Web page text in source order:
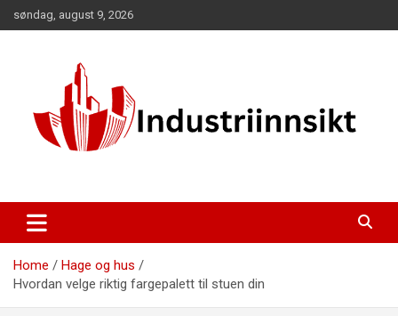
to
søndag, august 9, 2026
Home
Hage og hus
Hvordan velge riktig fargepalett til stuen din